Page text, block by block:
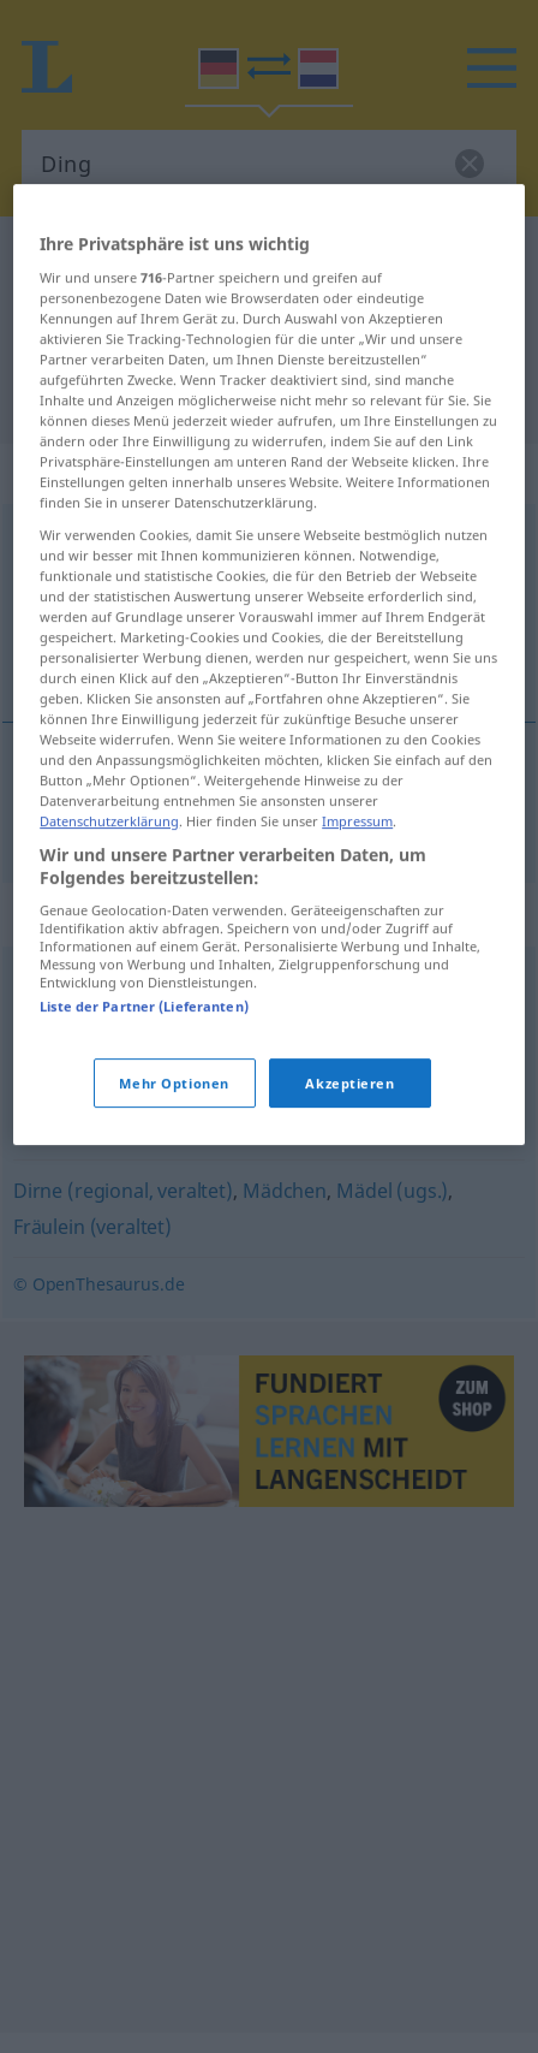
Deutsch-Niederländisch Wörterbuch
Deutsch-Niederländisch
Übersetzung für "Ding"
"Ding" Niederländisch Übersetzung
„Ding“: Neutrum, sächlich
Dingn <-(e)s;-e; UMG-er>
Übersicht aller Übersetzungen
(Für mehr Details die Übersetzung anklicken/antippen)
het ding
(het) ding DingMädchena. UMG
Synonyme für "Ding"
Sache,Gegenstand,Objekt
Fragestellung,Fall,Sachverhalt,Thema (Hauptform)
Problem,Angelegenheit,Punkt,
Dirne (regional, veraltet), Mädchen, Mädel (ugs.),
Fräulein (veraltet)
© OpenThesaurus.de
Ihre Privatsphäre ist uns wichtig
Wir und unsere716-Partner speichern und greifen auf
personenbezogene Daten wie Browserdaten oder eindeutige
Kennungen auf Ihrem Gerät zu. Durch Auswahl von Akzeptieren
aktivieren Sie Tracking-Technologien für die unter „Wir und unsere
Partner verarbeiten Daten, um Ihnen Dienste bereitzustellen“
aufgeführten Zwecke. Wenn Tracker deaktiviert sind, sind manche
Inhalte und Anzeigen möglicherweise nicht mehr so relevant für Sie. Sie
können dieses Menü jederzeit wieder aufrufen, um Ihre Einstellungen zu
ändern oder Ihre Einwilligung zu widerrufen, indem Sie auf den Link
Privatsphäre-Einstellungen am unteren Rand der Webseite klicken. Ihre
Einstellungen gelten innerhalb unseres Website. Weitere Informationen
finden Sie in unserer Datenschutzerklärung.
Wir verwenden Cookies, damit Sie unsere Webseite bestmöglich nutzen
und wir besser mit Ihnen kommunizieren können. Notwendige,
funktionale und statistische Cookies, die für den Betrieb der Webseite
und der statistischen Auswertung unserer Webseite erforderlich sind,
werden auf Grundlage unserer Vorauswahl immer auf Ihrem Endgerät
gespeichert. Marketing-Cookies und Cookies, die der Bereitstellung
personalisierter Werbung dienen, werden nur gespeichert, wenn Sie uns
durch einen Klick auf den „Akzeptieren“-Button Ihr Einverständnis
geben. Klicken Sie ansonsten auf „Fortfahren ohne Akzeptieren“. Sie
können Ihre Einwilligung jederzeit für zukünftige Besuche unserer
Webseite widerrufen. Wenn Sie weitere Informationen zu den Cookies
und den Anpassungsmöglichkeiten möchten, klicken Sie einfach auf den
Button „Mehr Optionen“. Weitergehende Hinweise zu der
Datenverarbeitung entnehmen Sie ansonsten unserer
Datenschutzerklärung. Hier finden Sie unserImpressum.
Wir und unsere Partner verarbeiten Daten, um
Folgendes bereitzustellen:
Genaue Geolocation-Daten verwenden. Geräteeigenschaften zur
Identifikation aktiv abfragen. Speichern von und/oder Zugriff auf
Informationen auf einem Gerät. Personalisierte Werbung und Inhalte,
Messung von Werbung und Inhalten, Zielgruppenforschung und
Entwicklung von Dienstleistungen.
Liste der Partner (Lieferanten)
Mehr Optionen Akzeptieren